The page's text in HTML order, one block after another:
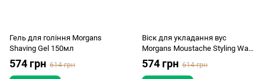
Гель для гоління Morgans
Shaving Gel 150мл
574 грн 614 грн
Віск для укладання вус
Morgans Moustache Styling Wax
Twist & Twiddle 50г
574 грн 614 грн